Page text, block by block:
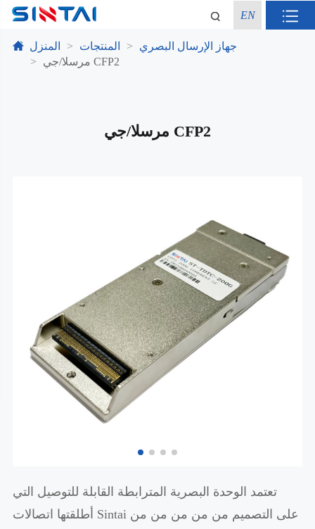
EN
المنزل المنتجات
جهاز الإرسال البصري
مرسلا/جي CFP2
مرسلا/جي CFP2
تعتمد الوحدة البصرية المترابطة القابلة للتوصيل التي
أطلقتها اتصالات Sintai على التصميم من من من من من